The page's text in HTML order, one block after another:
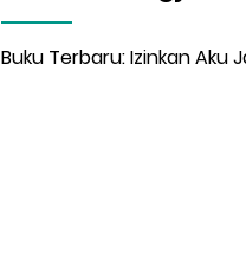
Buku Terbaru: Izinkan Aku